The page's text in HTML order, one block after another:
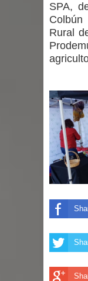
SPA,
Rural